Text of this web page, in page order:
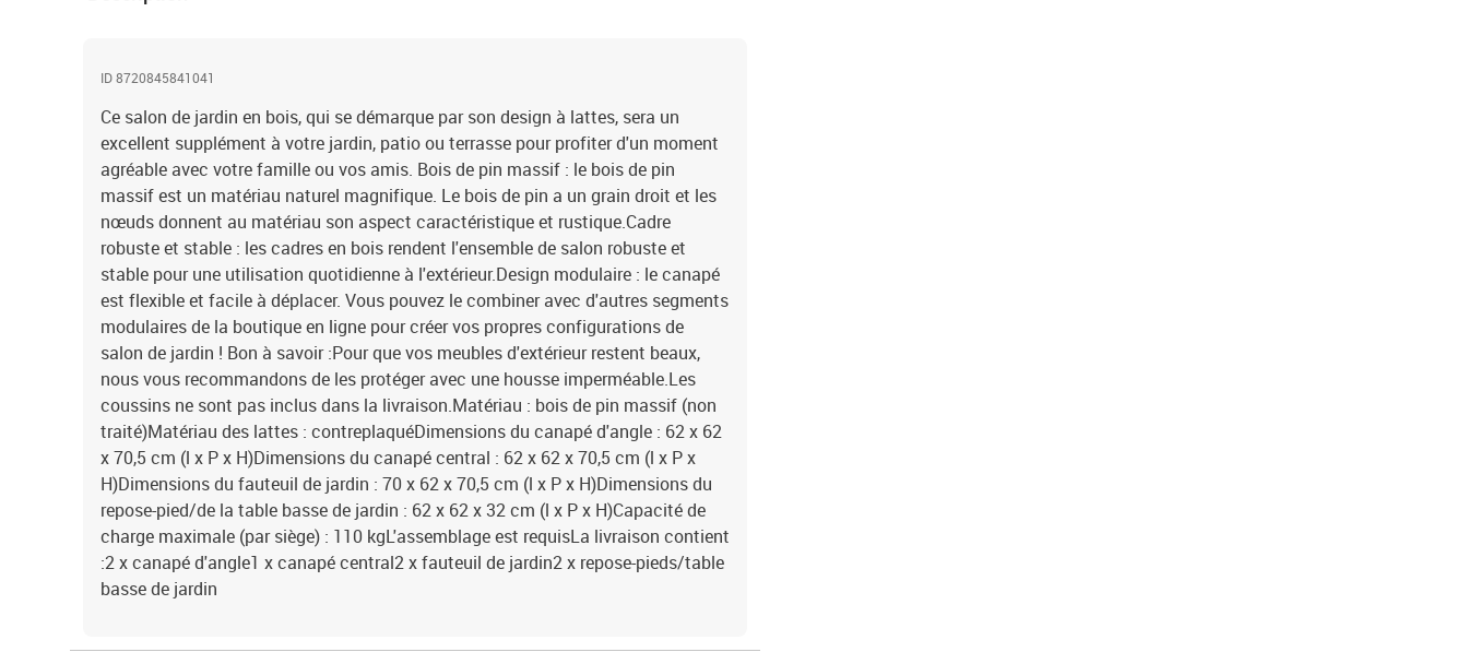
ID 8720845841041
Ce salon de jardin en bois, qui se démarque par son design à lattes, sera un
excellent supplément à votre jardin, patio ou terrasse pour profiter d'un moment
agréable avec votre famille ou vos amis. Bois de pin massif : le bois de pin
massif est un matériau naturel magnifique. Le bois de pin a un grain droit et les
nœuds donnent au matériau son aspect caractéristique et rustique.Cadre
robuste et stable : les cadres en bois rendent l'ensemble de salon robuste et
stable pour une utilisation quotidienne à l'extérieur.Design modulaire : le canapé
est flexible et facile à déplacer. Vous pouvez le combiner avec d'autres segments
modulaires de la boutique en ligne pour créer vos propres configurations de
salon de jardin ! Bon à savoir :Pour que vos meubles d'extérieur restent beaux,
nous vous recommandons de les protéger avec une housse imperméable.Les
coussins ne sont pas inclus dans la livraison.Matériau : bois de pin massif (non
traité)Matériau des lattes : contreplaquéDimensions du canapé d'angle : 62 x 62
x 70,5 cm (l x P x H)Dimensions du canapé central : 62 x 62 x 70,5 cm (l x P x
H)Dimensions du fauteuil de jardin : 70 x 62 x 70,5 cm (l x P x H)Dimensions du
repose-pied/de la table basse de jardin : 62 x 62 x 32 cm (l x P x H)Capacité de
charge maximale (par siège) : 110 kgL'assemblage est requisLa livraison contient
:2 x canapé d'angle1 x canapé central2 x fauteuil de jardin2 x repose-pieds/table
basse de jardin